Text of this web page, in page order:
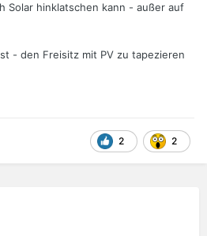
Solar hinklatschen kann - außer auf
- den Freisitz mit PV zu tapezieren
2 2